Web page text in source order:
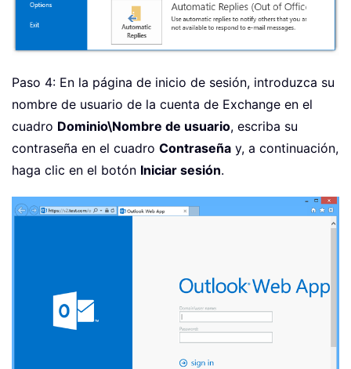
Paso 4: En la página de inicio de sesión, introduzca su
nombre de usuario de la cuenta de Exchange en el
cuadro Dominio\Nombre de usuario, escriba su
contraseña en el cuadro Contraseña y, a continuación,
haga clic en el botón Iniciar sesión.